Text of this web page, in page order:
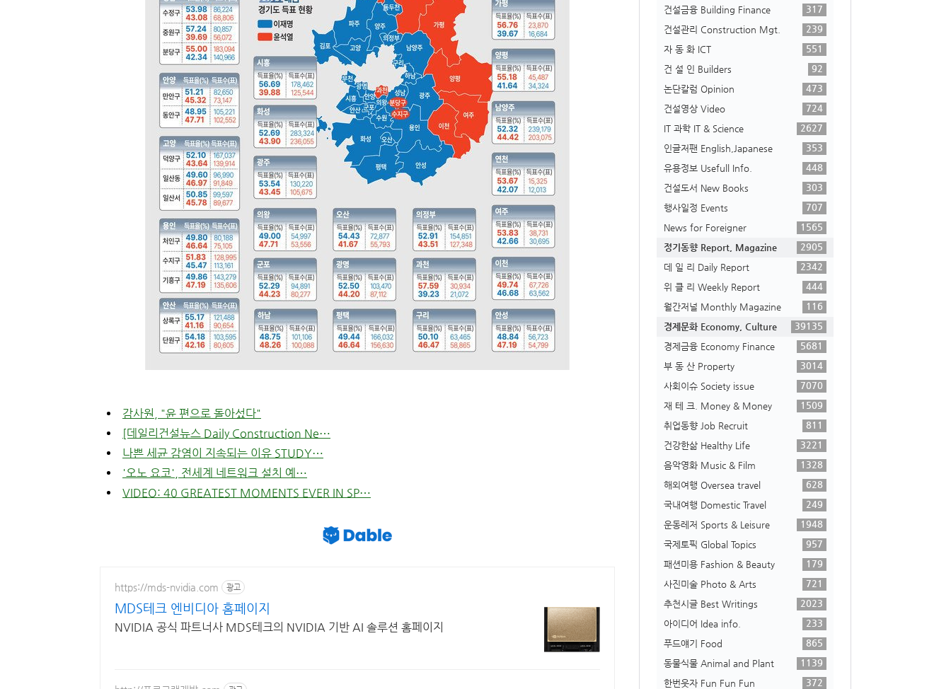
감사원, "윤 편으로 돌아섰다"
[데일리건설뉴스 Daily Construction Ne⋯
나쁜 세균 감염이 지속되는 이유 STUDY⋯
'오노 요코', 전세계 네트워크 설치 예⋯
VIDEO: 40 GREATEST MOMENTS EVER IN SP⋯
https://mds-nvidia.com 광고
MDS테크 엔비디아 홈페이지
NVIDIA 공식 파트너사 MDS테크의 NVIDIA 기반 AI 솔루션 홈페이지
건설금융 Building Finance
317
건설관리 Construction Mgt.
239
자 동 화 ICT
551
건 설 인 Builders
92
논단칼럼 Opinion
473
건설영상 Video
724
IT 과학 IT & Science
2627
인글저팬 English,Japanese
353
유용정보 Usefull Info.
448
건설도서 New Books
303
행사일정 Events
707
News for Foreigner
1565
정기동향 Report, Magazine
2905
데 일 리 Daily Report
2342
위 클 리 Weekly Report
444
월간저널 Monthly Magazine
116
경제문화 Economy, Culture
39135
경제금융 Economy Finance
5681
부 동 산 Property
3014
사회이슈 Society issue
7070
재 테 크. Money & Money
1509
취업동향 Job Recruit
811
건강한삶 Healthy Life
3221
음악영화 Music & Film
1328
해외여행 Oversea travel
628
국내여행 Domestic Travel
249
운동레저 Sports & Leisure
1948
국제토픽 Global Topics
957
패션미용 Fashion & Beauty
179
사진미술 Photo & Arts
721
추천시글 Best Writings
2023
아이디어 Idea info.
233
푸드얘기 Food
865
동물식물 Animal and Plant
1139
한번웃자 Fun Fun Fun
372